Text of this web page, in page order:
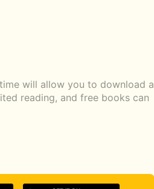
will allow you to download a
reading, and free books can